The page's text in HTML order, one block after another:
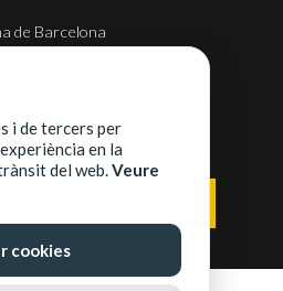
de Barcelona
i de tercers per
en la
del web.Veure
cookies